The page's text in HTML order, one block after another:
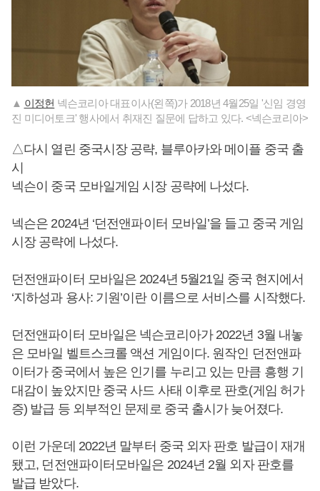
▲ 이정헌 넥슨코리아 대표이사(왼쪽)가 2018년 4월25일 '신임 경영
진 미디어토크' 행사에서 취재진 질문에 답하고 있다. <넥슨코리아>
△다시 열린 중국시장 공략, 블루아카와 메이플 중국 출
시
넥슨이 중국 모바일게임 시장 공략에 나섰다.
넥슨은 2024년 ‘던전앤파이터 모바일’을 들고 중국 게임
시장 공략에 나섰다.
던전앤파이터 모바일은 2024년 5월21일 중국 현지에서
‘지하성과 용사: 기원’이란 이름으로 서비스를 시작했다.
던전앤파이터 모바일은 넥슨코리아가 2022년 3월 내놓
은 모바일 벨트스크롤 액션 게임이다. 원작인 던전앤파
이터가 중국에서 높은 인기를 누리고 있는 만큼 흥행 기
대감이 높았지만 중국 사드 사태 이후로 판호(게임 허가
증) 발급 등 외부적인 문제로 중국 출시가 늦어졌다.
이런 가운데 2022년 말부터 중국 외자 판호 발급이 재개
됐고, 던전앤파이터모바일은 2024년 2월 외자 판호를
발급 받았다.